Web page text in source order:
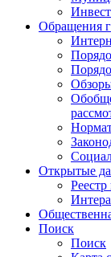
Обращения
Открытые
Поиск
Поиск